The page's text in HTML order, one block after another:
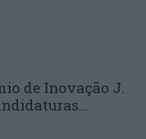
de Inovação J.